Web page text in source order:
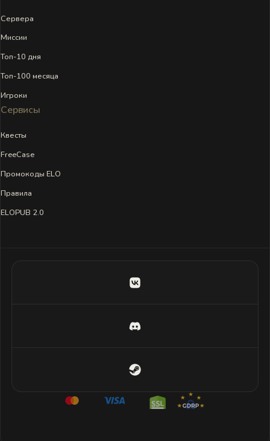
Сервера
Миссии
Топ-10 дня
Топ-100 месяца
Игроки
Сервисы
Квесты
FreeCase
Промокоды ELO
Правила
ELOPUB 2.0